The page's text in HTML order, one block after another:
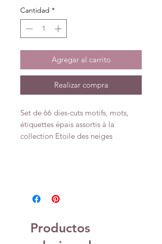
Cantidad *
Agregar al carrito
Realizar compra
Set de 66 dies-cuts motifs, mots,
étiquettes épais assortis à la
collection Etoile des neiges
Productos